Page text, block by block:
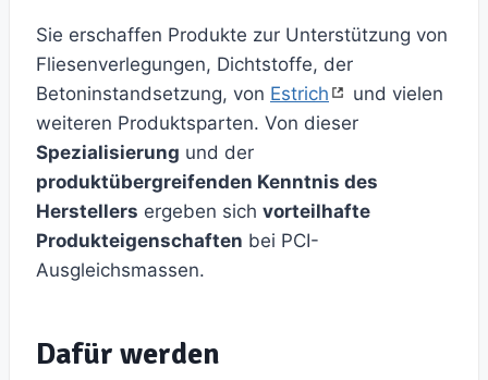
Sie erschaffen Produkte zur Unterstützung von
Fliesenverlegungen, Dichtstoffe, der
Betoninstandsetzung, von Estrich
und vielen
weiteren Produktsparten. Von dieser
Spezialisierung und der
produktübergreifenden Kenntnis des
Herstellers ergeben sich vorteilhafte
Produkteigenschaften bei PCI-
Ausgleichsmassen.
Dafür werden